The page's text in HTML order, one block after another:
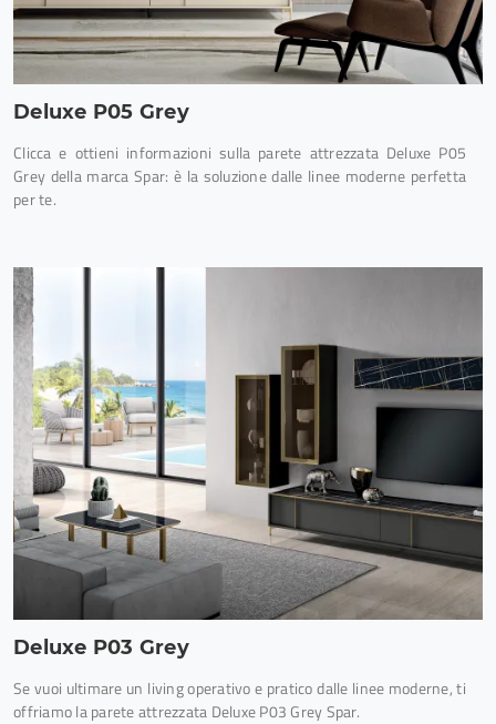
Deluxe P05 Grey
Clicca e ottieni informazioni sulla parete attrezzata Deluxe P05
Grey della marca Spar: è la soluzione dalle linee moderne perfetta
per te.
Deluxe P03 Grey
Se vuoi ultimare un living operativo e pratico dalle linee moderne, ti
offriamo la parete attrezzata Deluxe P03 Grey Spar.